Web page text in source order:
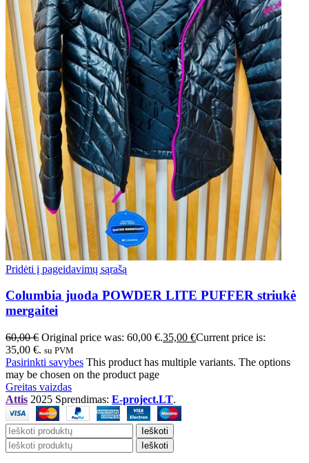
Pridėti į pageidavimų sąrašą
Columbia juoda POWDER LITE PUFFER striukė
mergaitei
60,00€ Original price was: 60,00 €.35,00 €Current price is:
35,00 €. su PVM
Pasirinkti savybes This product has multiple variants. The options
may be chosen on the product page
Greitas vaizdas
Attis 2025 Sprendimas: E-project.LT.
Ieškoti
Ieškoti